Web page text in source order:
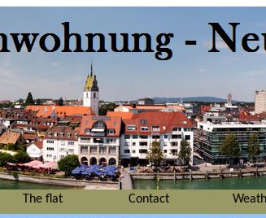
The flat Contact